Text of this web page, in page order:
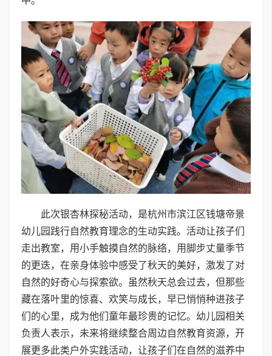
此次银杏林探秘活动，是杭州市滨江区钱塘帝景
幼儿园践行自然教育理念的生动实践。活动让孩子们
走出教室，用小手触摸自然的脉络，用脚步丈量季节
的更迭，在亲身体验中感受了秋天的美好，激发了对
自然的好奇心与探索欲。虽然秋天总会过去，但那些
藏在落叶里的惊喜、欢笑与成长，早已悄悄种进孩子
们的心里，成为他们童年最珍贵的记忆。幼儿园相关
负责人表示，未来将继续整合周边自然教育资源，开
展更多此类户外实践活动，让孩子们在自然的滋养中